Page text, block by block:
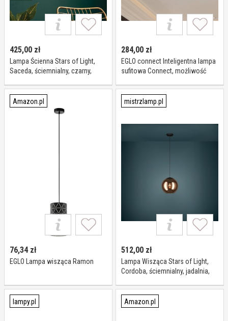
425,00 zł
Lampa Ścienna Stars of Light,
Saceda, ściemnialny, czarny,
284,00 zł
EGLO connect Inteligentna lampa
sufitowa Connect, możliwość
jadalnia, aluminium, nowoczesny
Amazon.pl
76,34zł
EGLO Lampa wisząca Ramon
mistrzlamp.pl
512,00 zł
Lampa Wisząca Stars of Light,
Cordoba, ściemnialny, jadalnia,
lampy.pl Amazon.pl